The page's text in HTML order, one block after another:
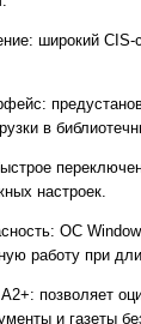
широкий CIS-
в
настроек.
ОС
работу при
позволяет
и газеты